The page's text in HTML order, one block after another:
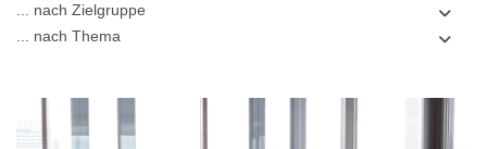
... nach Zielgruppe
... nach Thema